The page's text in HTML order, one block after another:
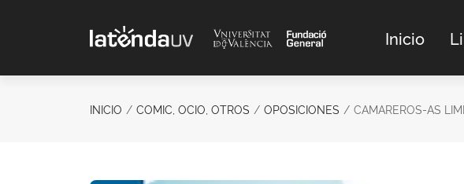
Inicio
INICIO COMIC, OCIO, OTROS OPOSICIONES CAMAREROS-AS